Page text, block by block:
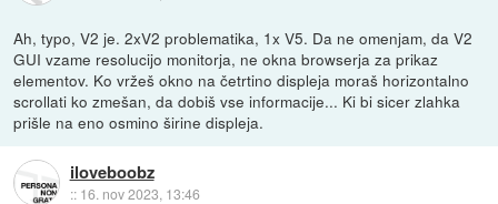
Ah, typo, V2 je. 2xV2 problematika, 1x V5. Da ne omenjam, da V2
GUI vzame resolucijo monitorja, ne okna browserja za prikaz
elementov. Ko vržeš okno na četrtino displeja moraš horizontalno
scrollati ko zmešan, da dobiš vse informacije... Ki bi sicer zlahka
prišle na eno osmino širine displeja.
iloveboobz
:: 16. nov 2023, 13:46